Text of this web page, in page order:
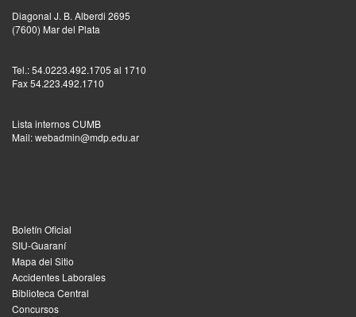
Diagonal J. B. Alberdi 2695
(7600) Mar del Plata
Tel.: 54.0223.492.1705 al 1710
Fax 54.223.492.1710
Lista internos CUMB
Mail: webadmin@mdp.edu.ar
Boletín Oficial
SIU-Guaraní
Mapa del Sitio
Accidentes Laborales
Biblioteca Central
Concursos